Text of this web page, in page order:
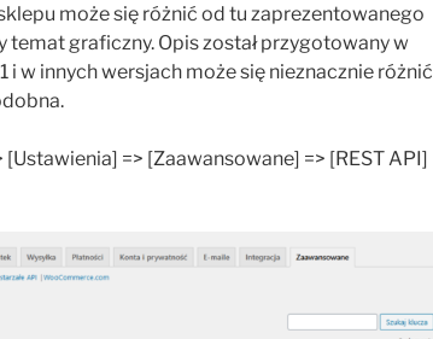
może się różnić od tu zaprezentowanego
temat graficzny. Opis został przygotowany w
i w innych wersjach może się nieznacznie różnić
=> [Zaawansowane] => [REST API]